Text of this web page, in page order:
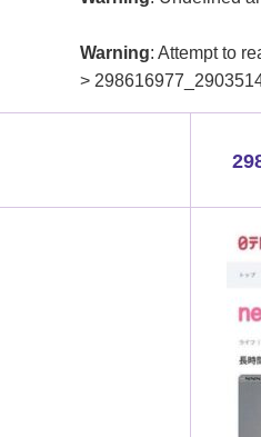
Warning: Attempt to
>